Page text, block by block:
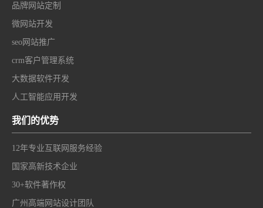
品牌网站定制
微网站开发
seo网站推广
crm客户管理系统
大数据软件开发
人工智能应用开发
我们的优势
12年专业互联网服务经验
国家高新技术企业
30+软件著作权
广州高端网站设计团队